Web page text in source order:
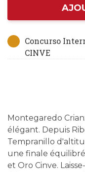
Concurso
CINVE
Montegaredo
élégant. Depuis
Tempranillo
une finale
et Oro Cinve.